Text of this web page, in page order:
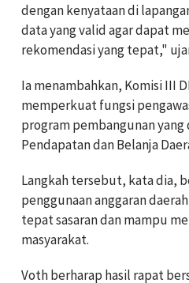
dengan kenyataan di
data yang valid agar dapat
rekomendasi yang tepat,"
Ia menambahkan, Komisi III
memperkuat fungsi
program pembangunan
Pendapatan dan Belanja
Langkah tersebut, kata dia,
penggunaan anggaran
tepat sasaran dan mampu
masyarakat.
Voth berharap hasil rapat